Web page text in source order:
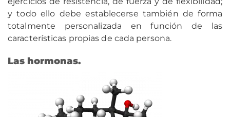
y todo ello debe establecerse también de forma
totalmente personalizada en función de las
características propias de cada persona.
Las hormonas.